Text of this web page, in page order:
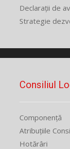
Declarații de
Strategie
Consiliul
Componență
Atribuțiile
Hotărâri